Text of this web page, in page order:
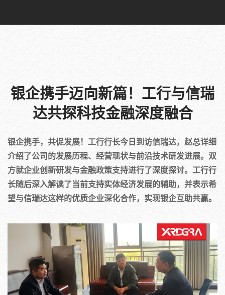
银企携手迈向新篇！工行与信瑞
达共探科技金融深度融合
银企携手，共促发展！工行行长今日到访信瑞达，赵总详细
介绍了公司的发展历程、经营现状与前沿技术研发进展。双
方就企业创新研发与金融政策支持进行了深度探讨。工行行
长随后深入解读了当前支持实体经济发展的辅助，并表示希
望与信瑞达这样的优质企业深化合作，实现银企互助共赢。